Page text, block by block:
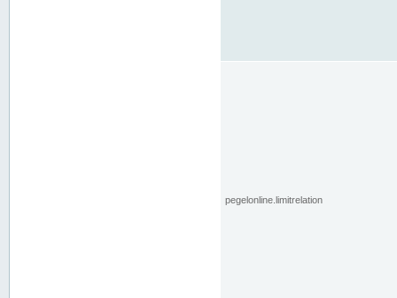
pegelonline.limitrelation